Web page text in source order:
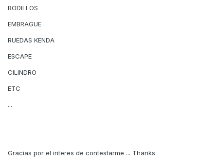
RODILLOS
EMBRAGUE
RUEDAS KENDA
ESCAPE
CILINDRO
ETC
...
Gracias por el interes de contestarme ... Thanks